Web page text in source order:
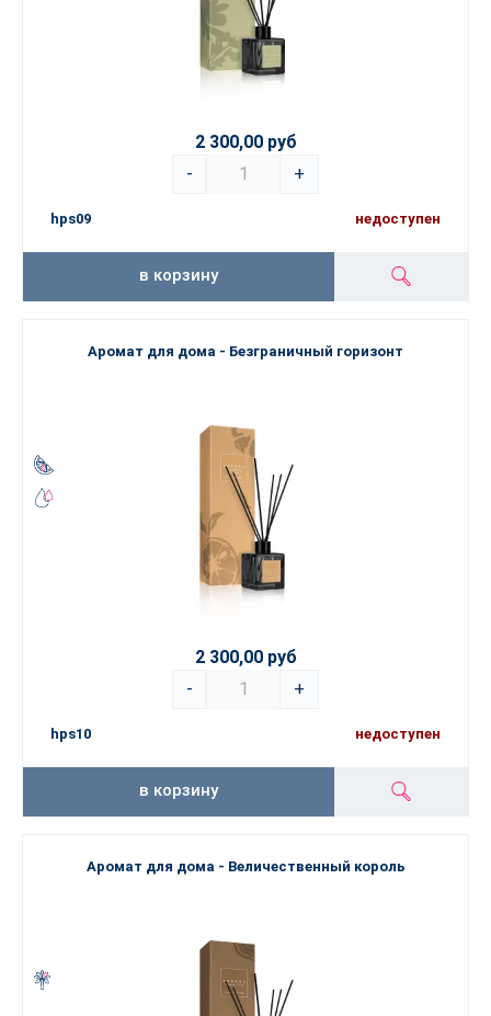
2 300,00 руб
-
+
hps09 недоступен
в корзину
Аромат для дома - Безграничный горизонт
2 300,00 руб
-
+
hps10 недоступен
в корзину
Аромат для дома - Величественный король